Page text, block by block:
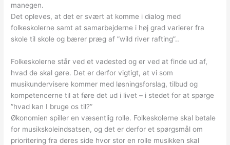
manegen.
Det opleves, at det er svært at komme i dialog med
folkeskolerne samt at samarbejderne i høj grad varierer fra
skole til skole og bærer præg af ”wild river rafting”..
Folkeskolerne står ved et vadested og er ved at finde ud af,
hvad de skal gøre. Det er derfor vigtigt, at vi som
musikundervisere kommer med løsningsforslag, tilbud og
kompetencerne til at føre det ud i livet – i stedet for at spørge
”hvad kan I bruge os til?”
Økonomien spiller en væsentlig rolle. Folkeskolerne skal betale
for musikskoleindsatsen, og det er derfor et spørgsmål om
prioritering fra deres side hvor stor en rolle musikken skal